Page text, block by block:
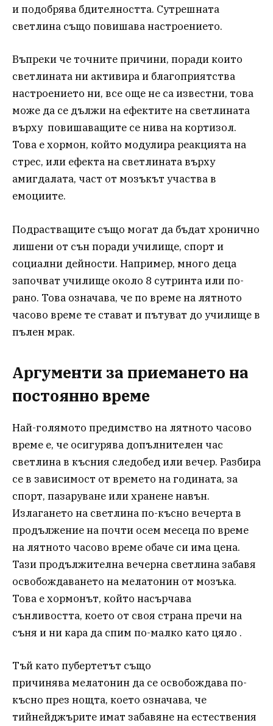
и подобрява бдителността. Сутрешната
светлина също повишава настроението.
Въпреки че точните причини, поради които
светлината ни активира и благоприятства
настроението ни, все още не са известни, това
може да се дължи на ефектите на светлината
върху повишаващите се нива на кортизол.
Това е хормон, който модулира реакцията на
стрес, или ефекта на светлината върху
амигдалата, част от мозъкът участва в
емоциите.
Подрастващите също могат да бъдат хронично
лишени от сън поради училище, спорт и
социални дейности. Например, много деца
започват училище около 8 сутринта или по-
рано. Това означава, че по време на лятното
часово време те стават и пътуват до училище в
пълен мрак.
Аргументи за приемането на
постоянно време
Най-голямото предимство на лятното часово
време е, че осигурява допълнителен час
светлина в късния следобед или вечер. Разбира
се в зависимост от времето на годината, за
спорт, пазаруване или хранене навън.
Излагането на светлина по-късно вечерта в
продължение на почти осем месеца по време
на лятното часово време обаче си има цена.
Тази продължителна вечерна светлина забавя
освобождаването на мелатонин от мозъка.
Това е хормонът, който насърчава
сънливостта, което от своя страна пречи на
съня и ни кара да спим по-малко като цяло .
Тъй като пубертетът също
причинява мелатонин да се освобождава по-
късно през нощта, което означава, че
тийнейджърите имат забавяне на естествения